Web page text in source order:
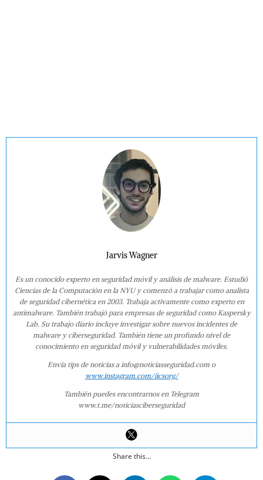
Jarvis Wagner
Es un conocido experto en seguridad móvil y análisis de malware. Estudió
Ciencias de la Computación en la NYU y comenzó a trabajar como analista
de seguridad cibernética en 2003. Trabaja activamente como experto en
antimalware. También trabajó para empresas de seguridad como Kaspersky
Lab. Su trabajo diario incluye investigar sobre nuevos incidentes de
malware y ciberseguridad. También tiene un profundo nivel de
conocimiento en seguridad móvil y vulnerabilidades móviles.
Envía tips de noticias a info@noticiasseguridad.com o
www.instagram.com/iicsorg/
También puedes encontrarnos en Telegram
www.t.me/noticiasciberseguridad
Share this...